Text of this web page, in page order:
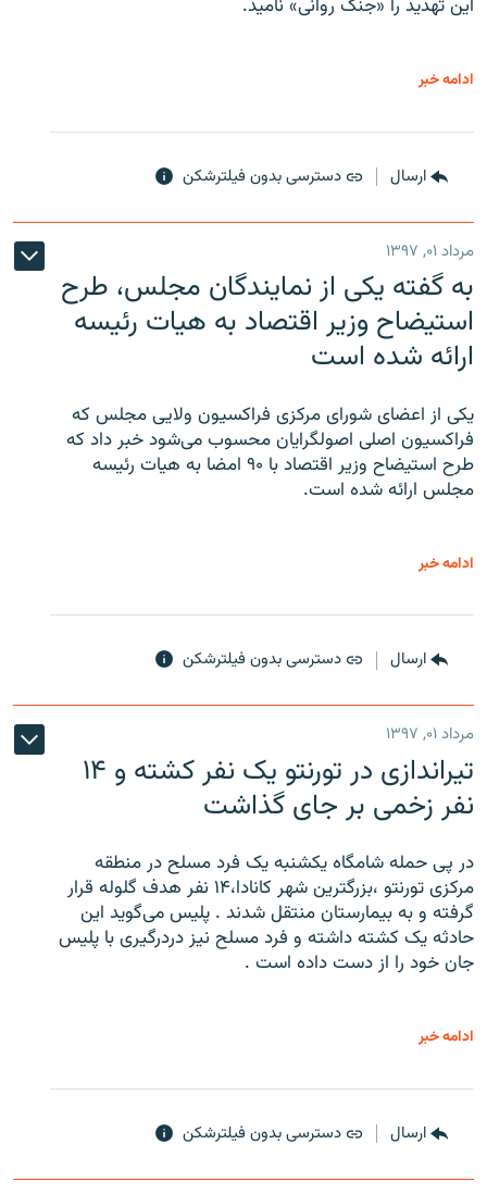
این تهدید را «جنگ روانی» نامید.
ادامه خبر
ارسال دسترسی بدون فیلترشکن
مرداد ۰۱, ۱۳۹۷
به گفته یکی از نمایندگان مجلس، طرح
استیضاح وزیر اقتصاد به هیات رئیسه
ارائه شده است
یکی از اعضای شورای مرکزی فراکسیون ولایی مجلس که
فراکسیون اصلی اصولگرایان محسوب می‌شود خبر داد که
طرح استیضاح وزیر اقتصاد با ۹۰ امضا به هیات رئیسه
مجلس ارائه شده است.
ادامه خبر
ارسال دسترسی بدون فیلترشکن
مرداد ۰۱, ۱۳۹۷
تیراندازی در تورنتو یک نفر کشته و ۱۴
نفر زخمی بر جای گذاشت
در پی حمله شامگاه یکشنبه یک فرد مسلح در منطقه
مرکزی تورنتو ،‌بزرگترین شهر کانادا،۱۴ نفر هدف گلوله قرار
گرفته و به بیمارستان منتقل شدند . پلیس می‌گوید این
حادثه یک کشته داشته و فرد مسلح نیز دردرگیری با پلیس
جان خود را از دست داده است .
ادامه خبر
ارسال دسترسی بدون فیلترشکن